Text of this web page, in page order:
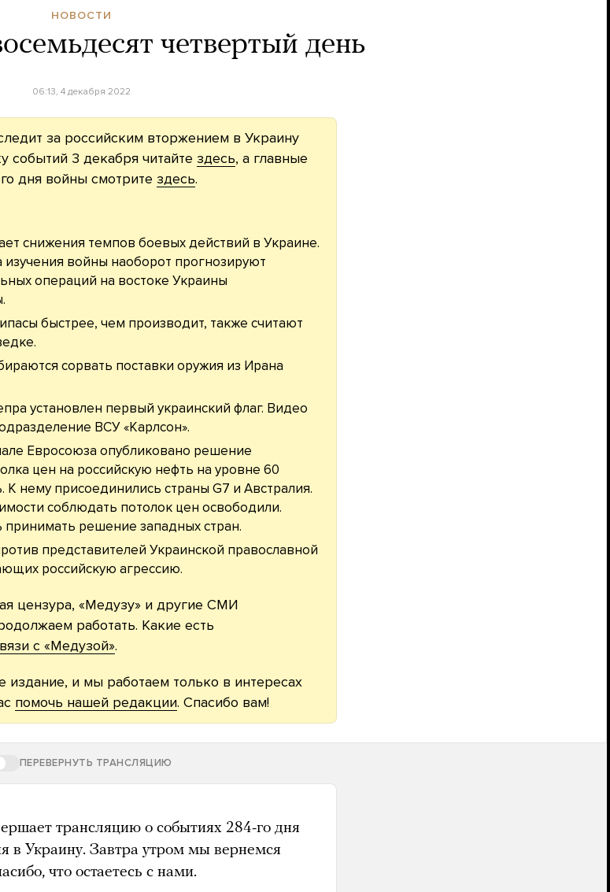
НОВОСТИ
четвертый день
06:13, 4 декабря 2022
за российским вторжением в Украину
событий 3 декабря читайте здесь, а главные
дня войны смотрите здесь.
снижения темпов боевых действий в Украине.
изучения войны наоборот прогнозируют
операций на востоке Украины
быстрее, чем производит, также считают
сорвать поставки оружия из Ирана
установлен первый украинский флаг. Видео
ВСУ «Карлсон».
Евросоюза опубликовано решение
цен на российскую нефть на уровне 60
К нему присоединились страны G7 и Австралия.
соблюдать потолок цен освободили.
принимать решение западных стран.
представителей Украинской православной
российскую агрессию.
цензура, «Медузу» и другие СМИ
работать. Какие есть
с «Медузой».
издание, и мы работаем только в интересах
помочь нашей редакции. Спасибо вам!
ПЕРЕВЕРНУТЬ ТРАНСЛЯЦИЮ
трансляцию о событиях 284-го дня
в Украину. Завтра утром мы вернемся
что остаетесь с нами.